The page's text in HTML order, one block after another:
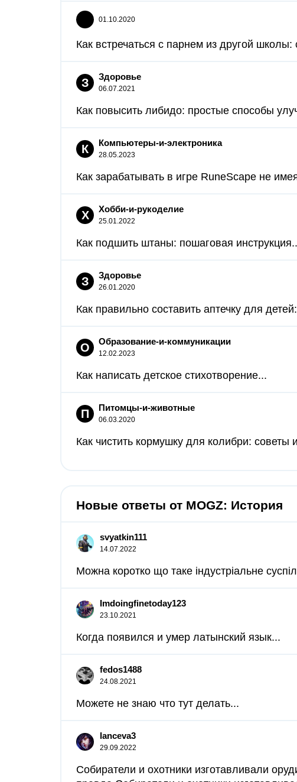
01.10.2020
Как встречаться с парнем из другой школы:
З Здоровье
06.07.2021
Как повысить либидо: простые способы
К Компьютеры-и-электроника
28.05.2023
Как зарабатывать в игре RuneScape не
Х Хобби-и-рукоделие
25.01.2022
Как подшить штаны: пошаговая
З Здоровье
26.01.2020
Как правильно составить аптечку для
О Образование-и-коммуникации
12.02.2023
Как написать детское стихотворение...
П Питомцы-и-животные
06.03.2020
Как чистить кормушку для колибри: советы
Новые ответы от MOGZ: История
svyatkin111
14.07.2022
Можна коротко що таке індустріальне
Imdoingfinetoday123
23.10.2021
Когда появился и умер латынский язык...
fedos1488
24.08.2021
Можете не знаю что тут делать...
lanceva3
29.09.2022
Собиратели и охотники изготавливали